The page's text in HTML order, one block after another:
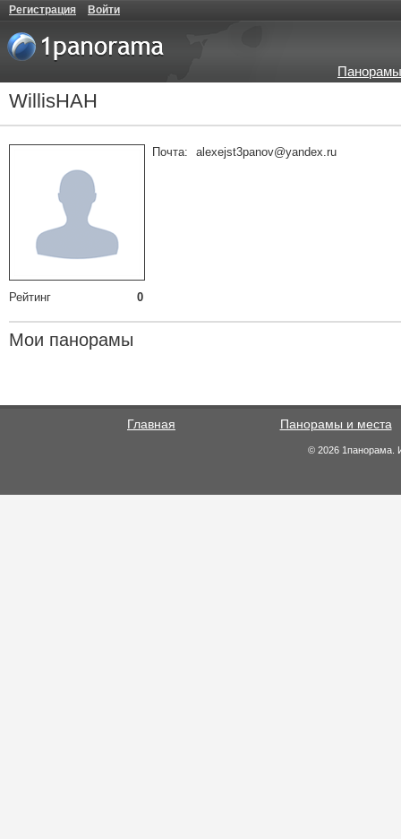
Регистрация Войти
WillisHAH
Рейтинг 0
Почта: alexejst3panov@yandex.ru
Мои панорамы
Главная Панорамы и места
© 2026 1панорама.